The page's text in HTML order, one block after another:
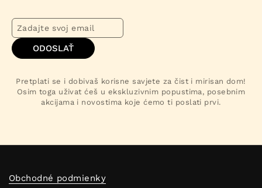
ODOSLAŤ
Pretplati se i dobivaš korisne savjete za čist i mirisan dom!
Osim toga uživat ćeš u ekskluzivnim popustima, posebnim
akcijama i novostima koje ćemo ti poslati prvi.
Obchodné podmienky